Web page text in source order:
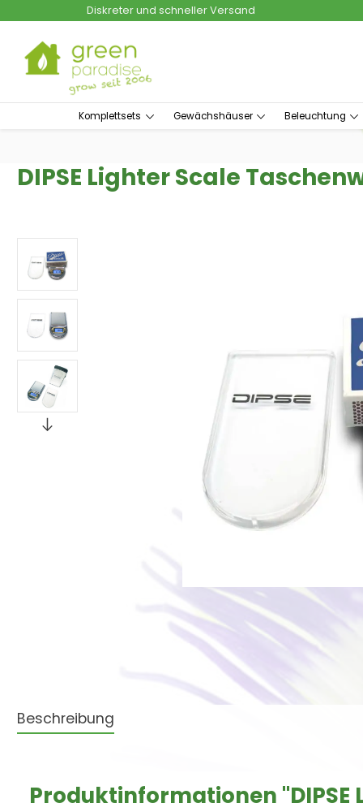
Hauptinhalt springen
Zur Suche springenDiskreter und schneller Versand
Komplettsets Gewächshäuser Beleuchtung
DIPSE Lighter Scale
Bildergalerie überspringen
Beschreibung
Produktinformationen "DIPSE